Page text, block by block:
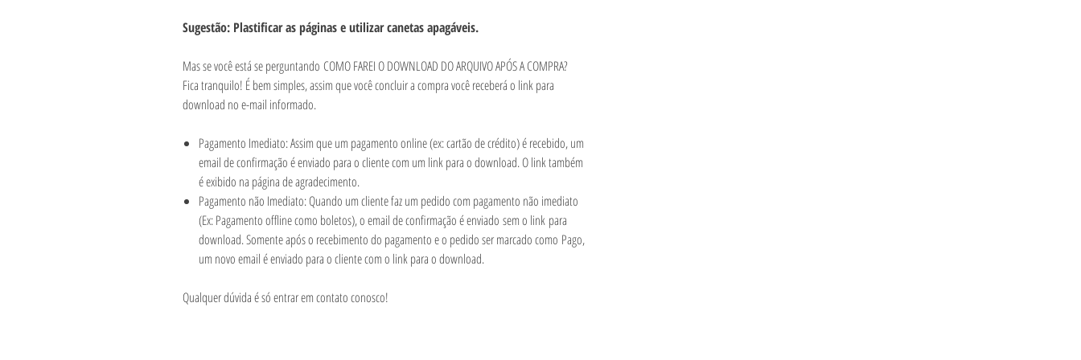
Sugestão: Plastificar as páginas e utilizar canetas apagáveis.
Mas se você está se perguntando COMO FAREI O DOWNLOAD DO ARQUIVO APÓS A COMPRA?
Fica tranquilo! É bem simples, assim que você concluir a compra você receberá o link para
download no e-mail informado.
Pagamento Imediato: Assim que um pagamento online (ex: cartão de crédito) é recebido, um
email de confirmação é enviado para o cliente com um link para o download. O link também
é exibido na página de agradecimento.
Pagamento não Imediato: Quando um cliente faz um pedido com pagamento não imediato
(Ex: Pagamento offline como boletos), o email de confirmação é enviado sem o link para
download. Somente após o recebimento do pagamento e o pedido ser marcado como Pago,
um novo email é enviado para o cliente com o link para o download.
Qualquer dúvida é só entrar em contato conosco!